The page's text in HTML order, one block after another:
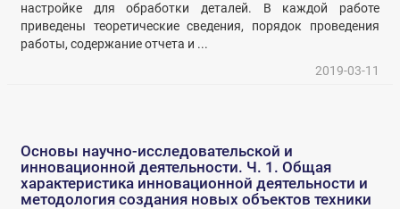
настройке для обработки деталей. В каждой работе
приведены теоретические сведения, порядок проведения
работы, содержание отчета и ...
2019-03-11
Основы научно-исследовательской и
инновационной деятельности. Ч. 1. Общая
характеристика инновационной деятельности и
методология создания новых объектов техники